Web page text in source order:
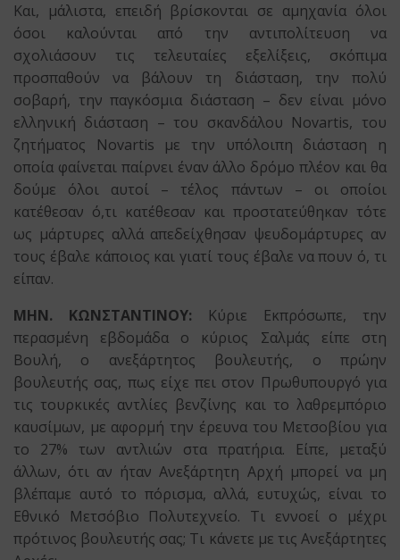
Και, μάλιστα, επειδή βρίσκονται σε αμηχανία όλοι
όσοι καλούνται από την αντιπολίτευση να
σχολιάσουν τις τελευταίες εξελίξεις, σκόπιμα
προσπαθούν να βάλουν τη διάσταση, την πολύ
σοβαρή, την παγκόσμια διάσταση – δεν είναι μόνο
ελληνική διάσταση – του σκανδάλου Novartis, του
ζητήματος Novartis με την υπόλοιπη διάσταση η
οποία φαίνεται παίρνει έναν άλλο δρόμο πλέον και θα
δούμε όλοι αυτοί – τέλος πάντων – οι οποίοι
κατέθεσαν ό,τι κατέθεσαν και προστατεύθηκαν τότε
ως μάρτυρες αλλά απεδείχθησαν ψευδομάρτυρες αν
τους έβαλε κάποιος και γιατί τους έβαλε να πουν ό, τι
είπαν.
ΜΗΝ. ΚΩΝΣΤΑΝΤΙΝΟΥ: Κύριε Εκπρόσωπε, την
περασμένη εβδομάδα ο κύριος Σαλμάς είπε στη
Βουλή, ο ανεξάρτητος βουλευτής, ο πρώην
βουλευτής σας, πως είχε πει στον Πρωθυπουργό για
τις τουρκικές αντλίες βενζίνης και το λαθρεμπόριο
καυσίμων, με αφορμή την έρευνα του Μετσοβίου για
το 27% των αντλιών στα πρατήρια. Είπε, μεταξύ
άλλων, ότι αν ήταν Ανεξάρτητη Αρχή μπορεί να μη
βλέπαμε αυτό το πόρισμα, αλλά, ευτυχώς, είναι το
Εθνικό Μετσόβιο Πολυτεχνείο. Τι εννοεί ο μέχρι
πρότινος βουλευτής σας; Τι κάνετε με τις Ανεξάρτητες